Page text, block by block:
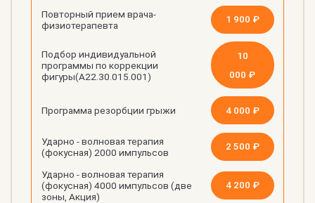
Повторный прием врача-
физиотерапевта
1 900 ₽
Подбор индивидуальной
программы по коррекции
фигуры(А22.30.015.001)
10
000 ₽
Программа резорбции грыжи 4 000 ₽
Ударно - волновая терапия
(фокусная) 2000 импульсов
2 500 ₽
Ударно - волновая терапия
(фокусная) 4000 импульсов (две
зоны, Акция)
4 200 ₽